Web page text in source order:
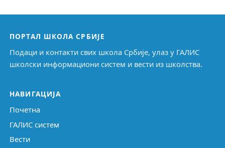
ПОРТАЛ ШКОЛА СРБИЈЕ
Подаци и контакти свих школа Србије, улаз у ГАЛИС
школски информациони систем и вести из школства.
НАВИГАЦИЈА
Почетна
ГАЛИС систем
Вести